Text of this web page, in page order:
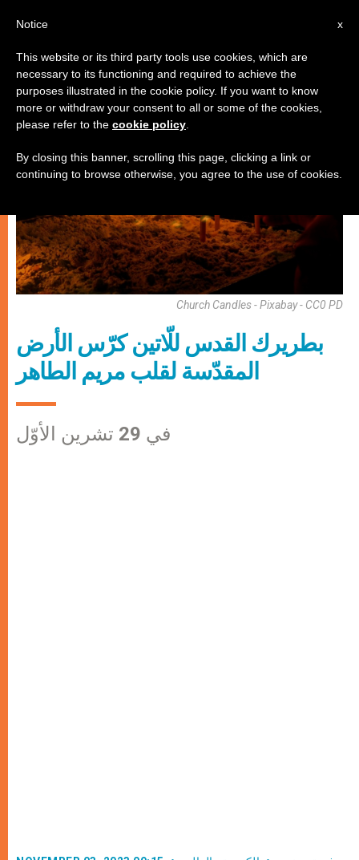
الكنيسة والعالم,مريم وأعياد مريمية
Church Candles - Pixabay - CC0 PD
بطريرك القدس للّاتين كرّس الأرض
المقدّسة لقلب مريم الطاهر
في 29 تشرين الأوّل
x
Notice
This website or its third party tools use cookies, which are
necessary to its functioning and required to achieve the
purposes illustrated in the cookie policy. If you want to know
more or withdraw your consent to all or some of the cookies,
please refer to the cookie policy
By closing this banner, scrolling this page, clicking a link or
continuing to browse otherwise, you agree to the use of cookies.